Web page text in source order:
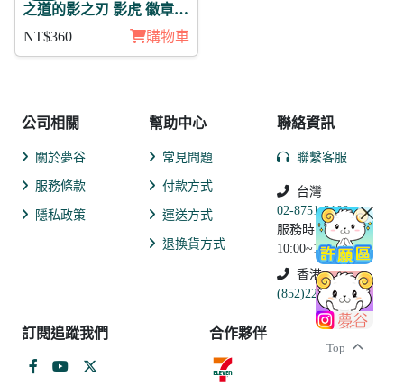
Top
之道的影之刃 影虎 徽章3
NT$360 購物車
公司相關
關於夢谷
服務條款
隱私政策
幫助中心
常見問題
付款方式
運送方式
退換貨方式
聯絡資訊
聯繫客服
台灣
02-8751-2102
服務時間:
10:00~19:00
香港
(852)2250-9311
訂閱追蹤我們 合作夥伴